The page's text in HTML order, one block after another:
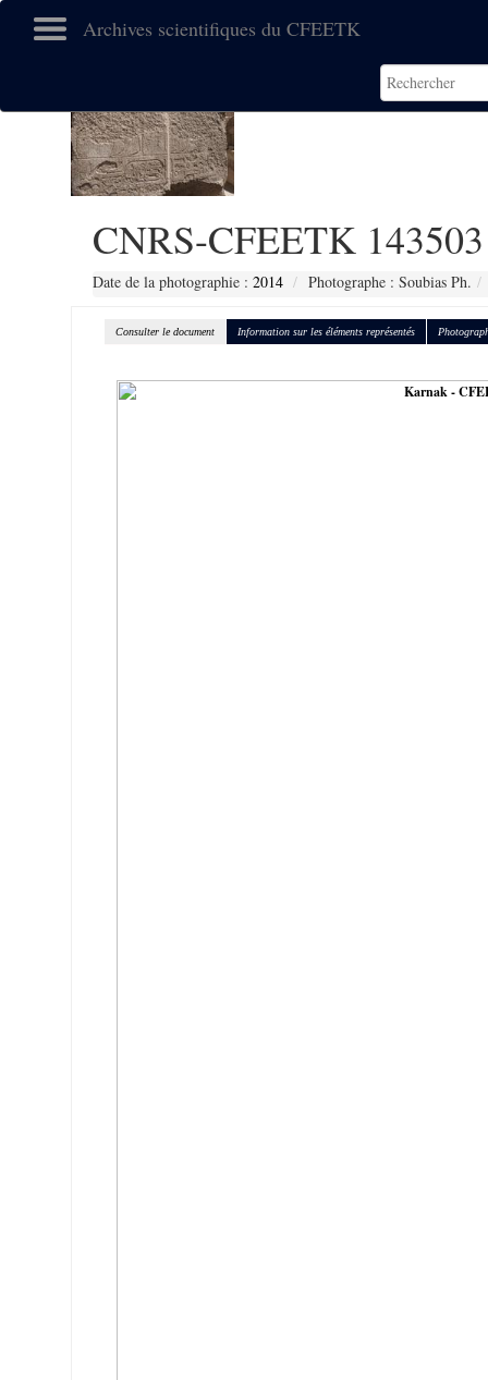
Archives scientifiques du CFEETK
CNRS-CFEETK 143503
Date de la photographie : 2014 Photographe : Soubias Ph.
Consulter le document Information sur les éléments représentés